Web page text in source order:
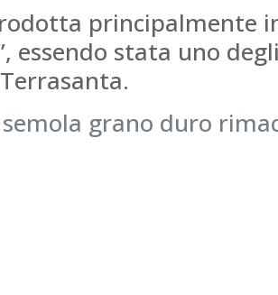
principalmente
essendo stata uno
grano duro